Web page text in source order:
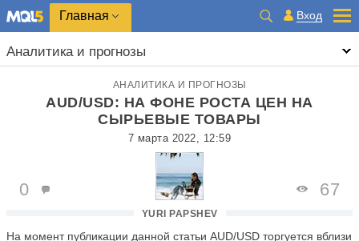
Главная Вход
Аналитика и прогнозы
АНАЛИТИКА И ПРОГНОЗЫ
AUD/USD: НА ФОНЕ РОСТА ЦЕН НА
СЫРЬЕВЫЕ ТОВАРЫ
7 марта 2022, 12:59
YURI PAPSHEV
0 67
На момент публикации данной статьи AUD/USD торгуется вблизи